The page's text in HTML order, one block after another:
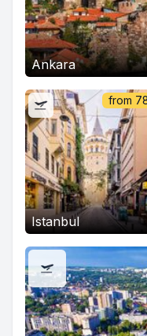
Ankara
Istanbul
from